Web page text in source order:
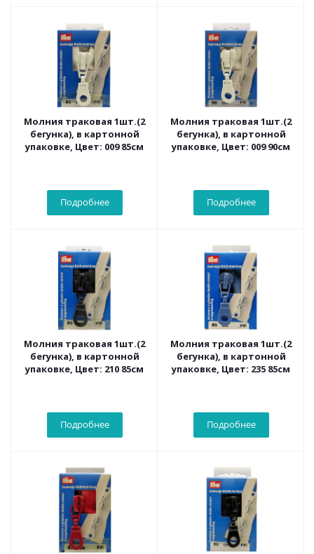
Молния траковая 1шт.(2
бегунка), в картонной
упаковке, Цвет: 009 85см
Подробнее
Молния траковая 1шт.(2
бегунка), в картонной
упаковке, Цвет: 009 90см
Подробнее
Молния траковая 1шт.(2
бегунка), в картонной
упаковке, Цвет: 210 85см
Подробнее
Молния траковая 1шт.(2
бегунка), в картонной
упаковке, Цвет: 235 85см
Подробнее